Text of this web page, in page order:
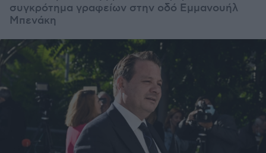
συγκρότημα γραφείων στην οδό Εμμανουήλ
Μπενάκη